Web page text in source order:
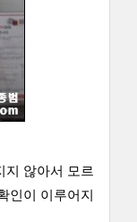
지 않아서 모르
인이 이루어지